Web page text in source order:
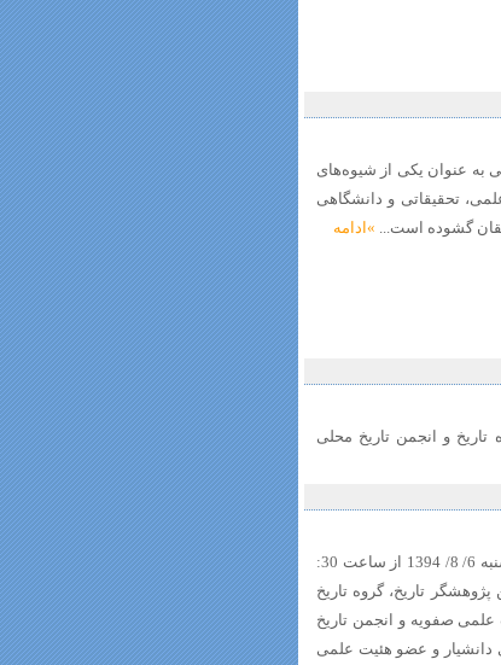
به عنوان یکی از شیوه‌های
تحقیقاتی و دانشگاهی
گشوده است... »ادامه
شفاهی مورخه7 و 8 آذر ماه 94 توسط گروه تاریخ و انجمن تاریخ محلی
پیش همایش زن در تاریخ ایران (منطقۀ جنوب)، چهارشنبه 6/ 8/ 1394 از ساعت 30:
پژوهشگر تاریخ، گروه تاریخ
صفویه و انجمن تاریخ
دانشیار و عضو هئیت علمی